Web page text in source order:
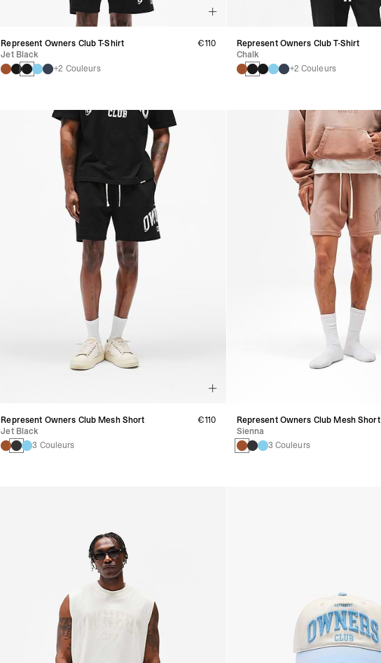
Represent Owners Club T-Shirt
Jet Black
+2 Couleurs
€110
Represent Owners Club T-Shirt
Chalk
+2 Couleurs
Represent Owners Club Mesh Short
Jet Black
3 Couleurs
€110
Represent Owners Club Mesh Short
Sienna
3 Couleurs